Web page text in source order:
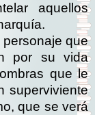
aquellos
que
por su vida
que le
superviviente
que se verá